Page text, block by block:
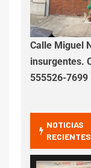
Calle Miguel
insurgentes.
555526-7699
NOTICIAS
RECIENTES